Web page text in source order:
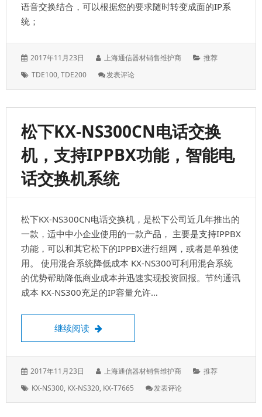
语音交换结合，可以根据您的要求随时转变成面的IP系
统；
发
于：
2017年11月23日
作
上海通信器材销售维护商
分
推荐
标
TDE100,TDE200 发表评论: 松
系
IPPBX
电
话
交
SIP
电
话
机
松下KX-NS300CN电话交换
机，支持IPPBX功能，智能电
话交换机系统
松下KX-NS300CN电话交换机，是松下公司近几年推出的
一款，适中中小企业使用的一款产品， 主要是支持IPPBX
功能，可以和其它松下的IPPBX进行组网，或者是单独使
用。 使用混合系统降低成本 KX-NS300可利用混合系统
的优势帮助降低商业成本并迅速实现投资回报。节约通讯
成本 KX-NS300充足的IP容量允许…
继续阅读 松下KX-NS300CN电话交换机，支持
发
于：
2017年11月23日
作
上海通信器材销售维护商
分
推荐
标
KX-NS300, KX-NS320, KX-T7665 发表评论: 松